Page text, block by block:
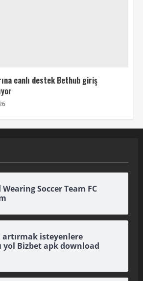
canlı destek Bethub giriş
Wearing Soccer Team FC
isteyenlere
yol Bizbet apk download